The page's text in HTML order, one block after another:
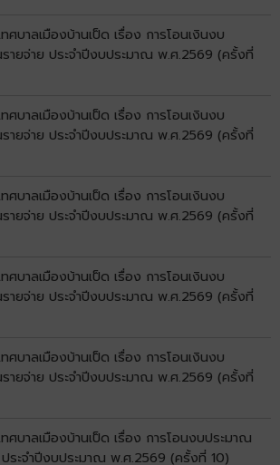
ทศบาลเมืองบ้านเป็ด เรื่อง การโอนเงินงบ
ายจ่าย ประจำปีงบประมาณ พ.ศ.2569 (ครั้งที่
ทศบาลเมืองบ้านเป็ด เรื่อง การโอนเงินงบ
ายจ่าย ประจำปีงบประมาณ พ.ศ.2569 (ครั้งที่
ทศบาลเมืองบ้านเป็ด เรื่อง การโอนเงินงบ
ายจ่าย ประจำปีงบประมาณ พ.ศ.2569 (ครั้งที่
ทศบาลเมืองบ้านเป็ด เรื่อง การโอนเงินงบ
ายจ่าย ประจำปีงบประมาณ พ.ศ.2569 (ครั้งที่
ทศบาลเมืองบ้านเป็ด เรื่อง การโอนเงินงบ
ายจ่าย ประจำปีงบประมาณ พ.ศ.2569 (ครั้งที่
ทศบาลเมืองบ้านเป็ด เรื่อง การโอนงบประมาณ
ประจำปีงบประมาณ พ.ศ.2569 (ครั้งที่ 10)